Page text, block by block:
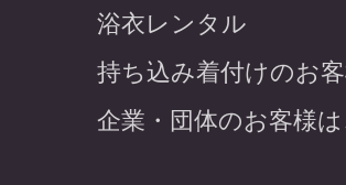
浴衣レンタル
持ち込み着付けのお
企業・団体のお客様